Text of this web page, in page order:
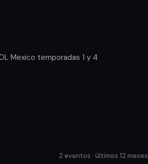
Mexico temporadas 1 y 4
2 eventos · últimos 12 meses